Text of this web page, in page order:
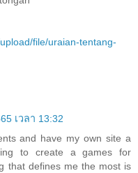
file/uraian-tentang-
เวลา 13:32
and have my own site a
to create a games for
that defines me the most is